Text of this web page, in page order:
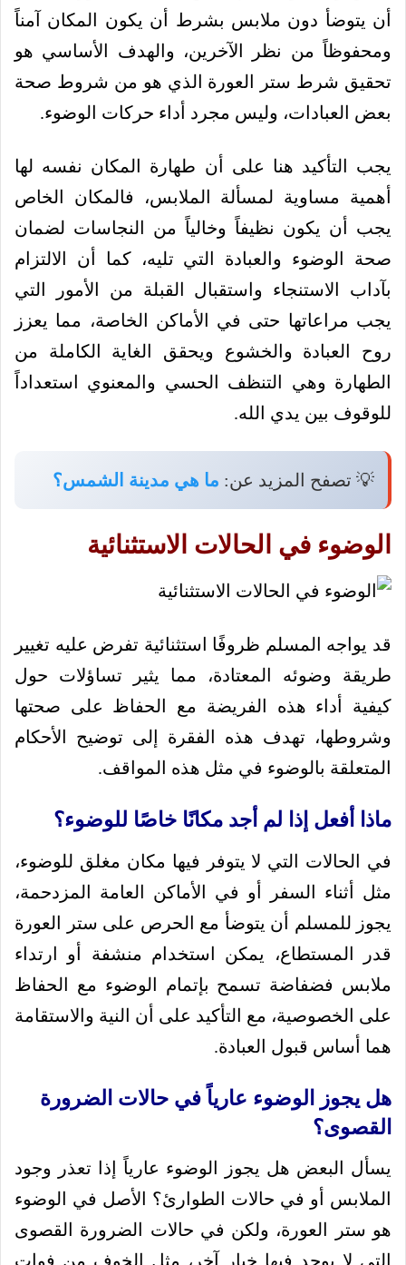
أن يتوضأ دون ملابس بشرط أن يكون المكان آمناً
ومحفوظاً من نظر الآخرين، والهدف الأساسي هو
تحقيق شرط ستر العورة الذي هو من شروط صحة
بعض العبادات، وليس مجرد أداء حركات الوضوء.
يجب التأكيد هنا على أن طهارة المكان نفسه لها
أهمية مساوية لمسألة الملابس، فالمكان الخاص
يجب أن يكون نظيفاً وخالياً من النجاسات لضمان
صحة الوضوء والعبادة التي تليه، كما أن الالتزام
بآداب الاستنجاء واستقبال القبلة من الأمور التي
يجب مراعاتها حتى في الأماكن الخاصة، مما يعزز
روح العبادة والخشوع ويحقق الغاية الكاملة من
الطهارة وهي التنظف الحسي والمعنوي استعداداً
للوقوف بين يدي الله.
💡 تصفح المزيد عن: ما هي مدينة الشمس؟
الوضوء في الحالات الاستثنائية
قد يواجه المسلم ظروفًا استثنائية تفرض عليه تغيير
طريقة وضوئه المعتادة، مما يثير تساؤلات حول
كيفية أداء هذه الفريضة مع الحفاظ على صحتها
وشروطها، تهدف هذه الفقرة إلى توضيح الأحكام
المتعلقة بالوضوء في مثل هذه المواقف.
ماذا أفعل إذا لم أجد مكانًا خاصًا للوضوء؟
في الحالات التي لا يتوفر فيها مكان مغلق للوضوء،
مثل أثناء السفر أو في الأماكن العامة المزدحمة،
يجوز للمسلم أن يتوضأ مع الحرص على ستر العورة
قدر المستطاع، يمكن استخدام منشفة أو ارتداء
ملابس فضفاضة تسمح بإتمام الوضوء مع الحفاظ
على الخصوصية، مع التأكيد على أن النية والاستقامة
هما أساس قبول العبادة.
هل يجوز الوضوء عارياً في حالات الضرورة
القصوى؟
يسأل البعض هل يجوز الوضوء عارياً إذا تعذر وجود
الملابس أو في حالات الطوارئ؟ الأصل في الوضوء
هو ستر العورة، ولكن في حالات الضرورة القصوى
التي لا يوجد فيها خيار آخر، مثل الخوف من فوات